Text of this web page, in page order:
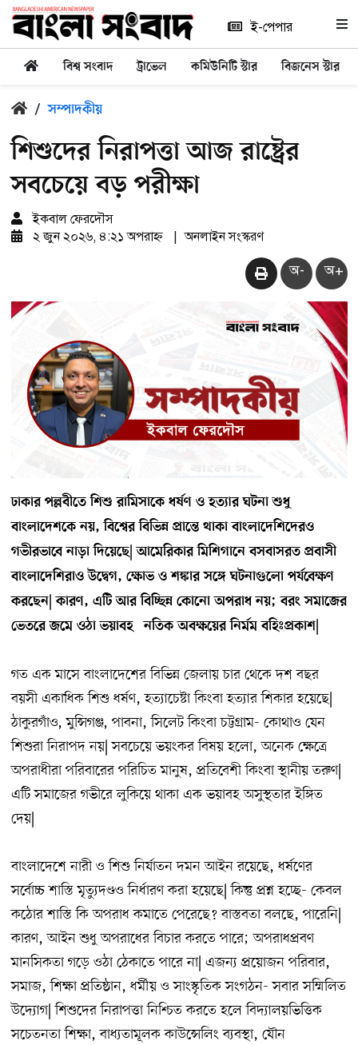
ই-পেপার
বিশ্ব সংবাদ ট্রাভেল কমিউনিটি স্টার বিজনেস স্টার
/ সম্পাদকীয়
শিশুদের নিরাপত্তা আজ রাষ্ট্রের
সবচেয়ে বড় পরীক্ষা
ইকবাল ফেরদৌস
২ জুন ২০২৬, ৪:২১ অপরাহ্ন
অনলাইন সংস্করণ
অ- অ+
ঢাকার পল্লবীতে শিশু রামিসাকে ধর্ষণ ও হত্যার ঘটনা শুধু
বাংলাদেশকে নয়, বিশ্বের বিভিন্ন প্রান্তে থাকা বাংলাদেশিদেরও
গভীরভাবে নাড়া দিয়েছে| আমেরিকার মিশিগানে বসবাসরত প্রবাসী
বাংলাদেশিরাও উদ্বেগ, ক্ষোভ ও শঙ্কার সঙ্গে ঘটনাগুলো পর্যবেক্ষণ
করছেন| কারণ, এটি আর বিচ্ছিন্ন কোনো অপরাধ নয়; বরং সমাজের
ভেতরে জমে ওঠা ভয়াবহ ˆনতিক অবক্ষয়ের নির্মম বহিঃপ্রকাশ|
গত এক মাসে বাংলাদেশের বিভিন্ন জেলায় চার থেকে দশ বছর
বয়সী একাধিক শিশু ধর্ষণ, হত্যাচেষ্টা কিংবা হত্যার শিকার হয়েছে|
ঠাকুরগাঁও, মুন্সিগঞ্জ, পাবনা, সিলেট কিংবা চট্টগ্রাম- কোথাও যেন
শিশুরা নিরাপদ নয়| সবচেয়ে ভয়ংকর বিষয় হলো, অনেক ক্ষেত্রে
অপরাধীরা পরিবারের পরিচিত মানুষ, প্রতিবেশী কিংবা স্থানীয় তরুণ|
এটি সমাজের গভীরে লুকিয়ে থাকা এক ভয়াবহ অসুস্থতার ইঙ্গিত
দেয়|
বাংলাদেশে নারী ও শিশু নির্যাতন দমন আইন রয়েছে, ধর্ষণের
সর্বোচ্চ শাস্তি মৃত্যুদণ্ডও নির্ধারণ করা হয়েছে| কিন্তু প্রশ্ন হচ্ছে- কেবল
কঠোর শাস্তি কি অপরাধ কমাতে পেরেছে? বাস্তবতা বলছে, পারেনি|
কারণ, আইন শুধু অপরাধের বিচার করতে পারে; অপরাধপ্রবণ
মানসিকতা গড়ে ওঠা ঠেকাতে পারে না| এজন্য প্রয়োজন পরিবার,
সমাজ, শিক্ষা প্রতিষ্ঠান, ধর্মীয় ও সাংস্কৃতিক সংগঠন- সবার সম্মিলিত
উদ্যোগ| শিশুদের নিরাপত্তা নিশ্চিত করতে হলে বিদ্যালয়ভিত্তিক
সচেতনতা শিক্ষা, বাধ্যতামূলক কাউন্সেলিং ব্যবস্থা, যৌন